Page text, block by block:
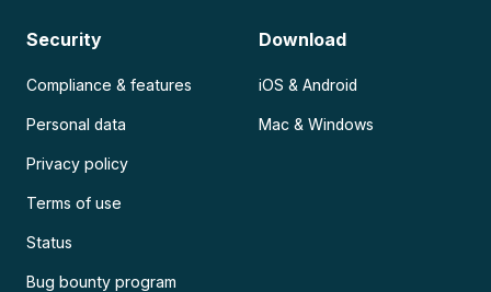
Security
Compliance & features
Personal data
Privacy policy
Terms of use
Status
Bug bounty program
Download
iOS & Android
Mac & Windows